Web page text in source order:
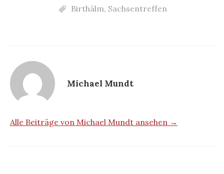
Birthälm, Sachsentreffen
Michael Mundt
Alle Beiträge von Michael Mundt ansehen →